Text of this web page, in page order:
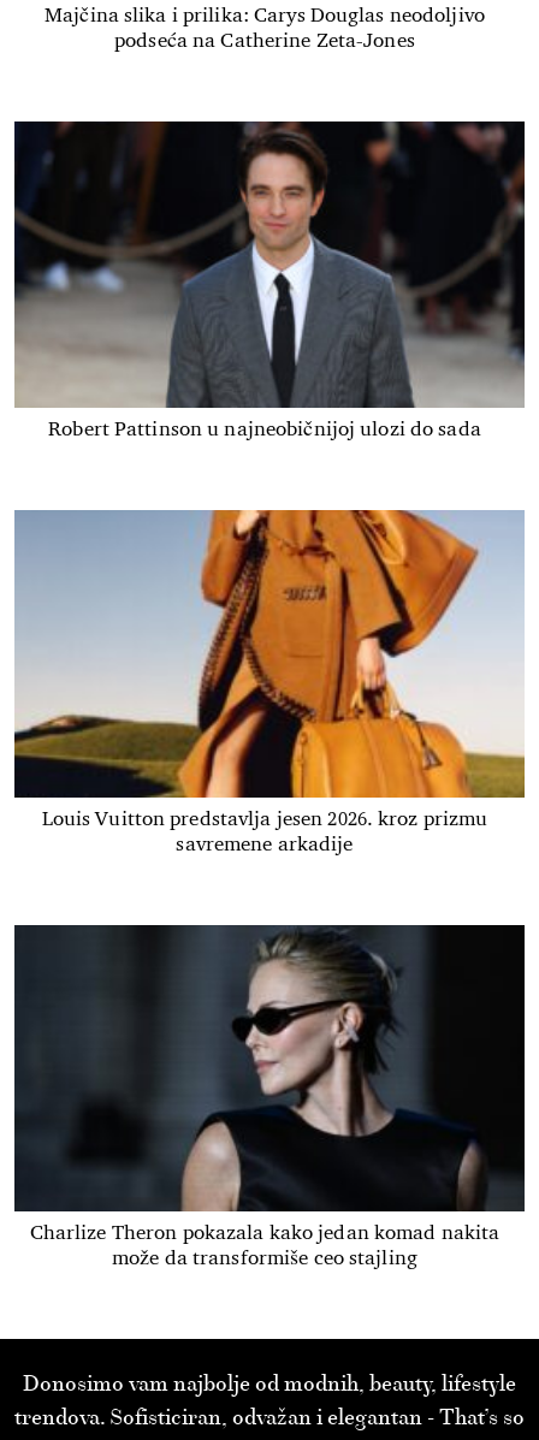
Majčina slika i prilika: Carys Douglas neodoljivo
podseća na Catherine Zeta-Jones
Robert Pattinson u najneobičnijoj ulozi do sada
Louis Vuitton predstavlja jesen 2026. kroz prizmu
savremene arkadije
Charlize Theron pokazala kako jedan komad nakita
može da transformiše ceo stajling
Donosimo vam najbolje od modnih, beauty, lifestyle
trendova. Sofisticiran, odvažan i elegantan - That’s so